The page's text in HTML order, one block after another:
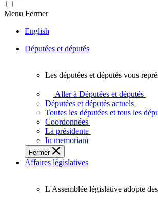
site
Menu Fermer
English
Députées et députés
députées
députés
vous
représentent
sein
de
l'Assemblée
l'Ontario.
Les députées et députés vous
Aller à Députées et députés
Députées et députés actuels
Toutes les députées et tous les
Coordonnées
La présidente
In memoriam
Fermer
Affaires législatives
L'Assemblée législative adopte